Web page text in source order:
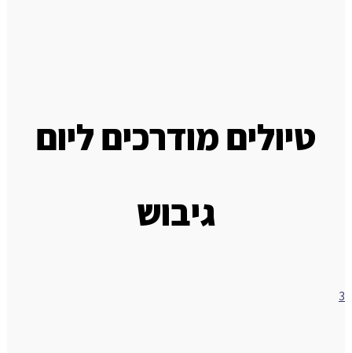
טיולים מודרכים ליום
גיבוש
3